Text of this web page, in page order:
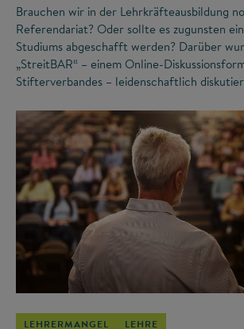
Brauchen wir in der Lehrkräfteausbildung
Referendariat? Oder sollte es zugunsten
Studiums abgeschafft werden? Darüber
„StreitBAR“ – einem Online-
Stifterverbandes – leidenschaftlich
LEHRERMANGEL LEHRE